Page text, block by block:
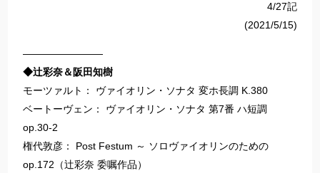
4/27記
(2021/5/15)
————————
◆辻彩奈＆阪田知樹
モーツァルト： ヴァイオリン・ソナタ 変ホ長調 K.380
ベートーヴェン： ヴァイオリン・ソナタ 第7番 ハ短調
op.30-2
権代敦彦： Post Festum ～ ソロヴァイオリンのための
op.172（辻彩奈 委嘱作品）